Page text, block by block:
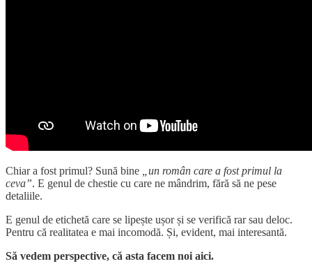
Chiar a fost primul? Sună bine
„un român care a fost primul la
ceva”. E genul de chestie cu care ne mândrim, fără să ne pese
detaliile.
E genul de etichetă care se lipește ușor și se verifică rar sau deloc.
Pentru că realitatea e mai incomodă. Și, evident, mai interesantă.
Să vedem perspective, că asta facem noi aici.